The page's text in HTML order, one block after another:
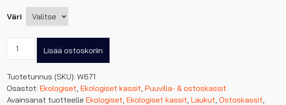
Väri
puuvillakassi
L
määrä
Lisää ostoskoriin
Tuotetunnus (SKU): W671
Osastot: Ekologiset Ekologiset kassit Puuvilla- & ostoskassit
Avainsanat tuotteelle Ekologiset Ekologiset kassit Laukut Ostoskassit